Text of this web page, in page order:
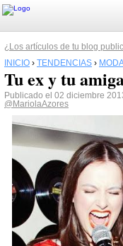
¿Los artículos de tu blog
INICIO › TENDENCIAS ›
Tu ex y tu
Publicado el 02 diciembre
@MariolaAzores